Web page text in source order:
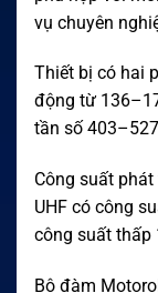
vụ chuyên
Thiết bị có hai
động từ
tần số
Công suất
UHF có công
công suất thấp
Bộ đàm